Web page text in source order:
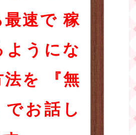
最速で 稼
ようにな
法を 『無
でお話し